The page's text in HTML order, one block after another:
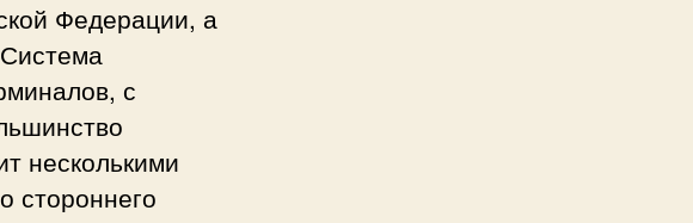
Федерации, а
с
несколькими
стороннего